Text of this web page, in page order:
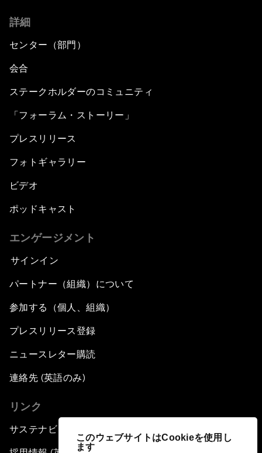
このウェブサイトはCookieを使用し
ます
詳細
センター（部門）
会合
ステークホルダーのコミュニティ
「フォーラム・ストーリー」
プレスリリース
フォトギャラリー
ビデオ
ポッドキャスト
エンゲージメント
サインイン
パートナー（組織）について
参加する（個人、組織）
プレスリリース登録
ニュースレター購読
連絡先 (英語のみ)
リンク
サステナビリティへの取り組み